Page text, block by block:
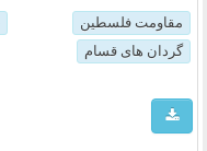
مقاومت فلسطین
گردان های قسام